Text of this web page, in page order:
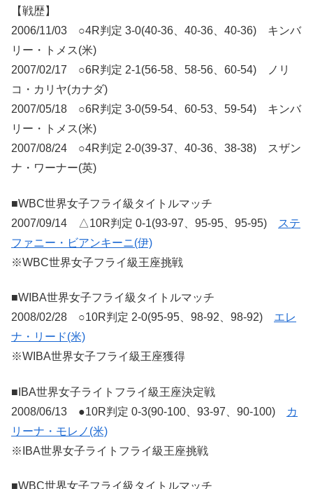
【戦歴】
2006/11/03 ○4R判定 3-0(40-36、40-36、40-36) キンバ
リー・トメス(米)
2007/02/17 ○6R判定 2-1(56-58、58-56、60-54) ノリ
コ・カリヤ(カナダ)
2007/05/18 ○6R判定 3-0(59-54、60-53、59-54) キンバ
リー・トメス(米)
2007/08/24 ○4R判定 2-0(39-37、40-36、38-38) スザン
ナ・ワーナー(英)
■WBC世界女子フライ級タイトルマッチ
2007/09/14 △10R判定 0-1(93-97、95-95、95-95)
ステ
ファニー・ビアンキーニ(伊)
※WBC世界女子フライ級王座挑戦
■WIBA世界女子フライ級タイトルマッチ
2008/02/28 ○10R判定 2-0(95-95、98-92、98-92) エレ
ナ・リード(米)
※WIBA世界女子フライ級王座獲得
■IBA世界女子ライトフライ級王座決定戦
2008/06/13 ●10R判定 0-3(90-100、93-97、90-100)
カ
リーナ・モレノ(米)
※IBA世界女子ライトフライ級王座挑戦
■WBC世界女子フライ級タイトルマッチ